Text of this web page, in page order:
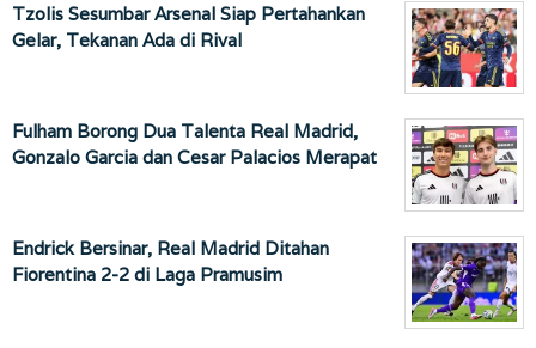
Tzolis Sesumbar Arsenal Siap Pertahankan
Gelar, Tekanan Ada di Rival
Fulham Borong Dua Talenta Real Madrid,
Gonzalo Garcia dan Cesar Palacios Merapat
Endrick Bersinar, Real Madrid Ditahan
Fiorentina 2-2 di Laga Pramusim